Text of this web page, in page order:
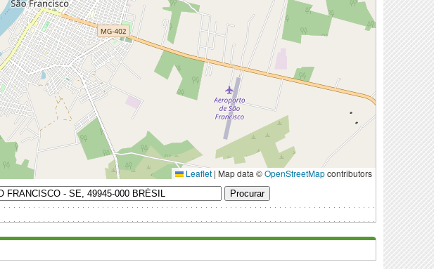
Leaflet | Map data ©OpenStreetMapcontributors